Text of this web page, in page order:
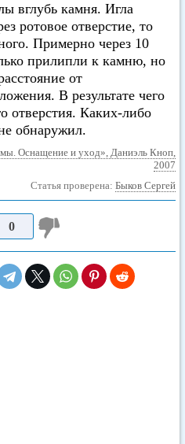
вглубь камня. Игла
ротовое отверстие, то
Примерно через 10
прилипли к камню, но
от
В результате чего
отверстия. Каких-либо
обнаружил.
Оснащение и уход», Даниэль Кноп,
2007
Статья проверена: Быков Сергей
0